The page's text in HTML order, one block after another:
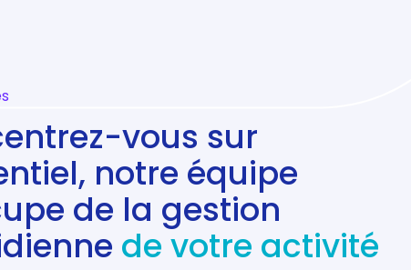
vous sur
notre équipe
de la gestion
de votre activité